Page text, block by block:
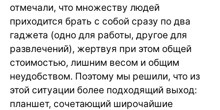
отмечали, что множеству людей
приходится брать с собой сразу по два
гаджета (одно для работы, другое для
развлечений), жертвуя при этом общей
стоимостью, лишним весом и общим
неудобством. Поэтому мы решили, что из
этой ситуации более подходящий выход:
планшет, сочетающий широчайшие